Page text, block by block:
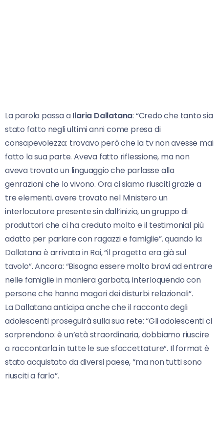
La parola passa aIlaria Dallatana: “Credo che tanto sia
stato fatto negli ultimi anni come presa di
consapevolezza: trovavo però che la tv non avesse mai
fatto la sua parte. Aveva fatto riflessione, ma non
aveva trovato un linguaggio che parlasse alla
genrazioni che lo vivono. Ora ci siamo riusciti grazie a
tre elementi. avere trovato nel Ministero un
interlocutore presente sin dall’inizio, un gruppo di
produttori che ci ha creduto molto e il testimonial più
adatto per parlare con ragazzi e famiglie”. quando la
Dallatana è arrivata in Rai, “il progetto era già sul
tavolo”. Ancora: “Bisogna essere molto bravi ad entrare
nelle famiglie in maniera garbata, interloquendo con
persone che hanno magari dei disturbi relazionali”.
La Dallatana anticipa anche che il racconto degli
adolescenti proseguirà sulla sua rete: “Gli adolescenti ci
sorprendono: è un’età straordinaria, dobbiamo riuscire
a raccontarla in tutte le sue sfaccettature”. Il format è
stato acquistato da diversi paese, “ma non tutti sono
riusciti a farlo”.